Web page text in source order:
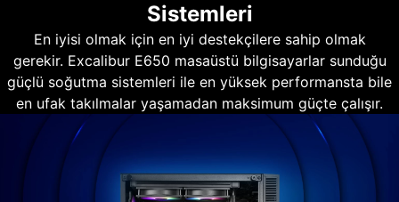
Sistemleri
En iyisi olmak için en iyi destekçilere sahip olmak
gerekir. Excalibur E650 masaüstü bilgisayarlar sunduğu
güçlü soğutma sistemleri ile en yüksek performansta bile
en ufak takılmalar yaşamadan maksimum güçte çalışır.